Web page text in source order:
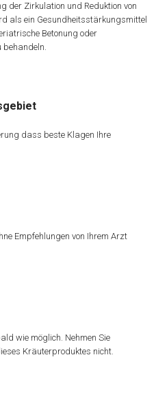
der Zirkulation und Reduktion von
als ein Gesundheitsstärkungsmittel
Betonung oder
behandeln.
dass beste Klagen Ihre
Empfehlungen von Ihrem Arzt
wie möglich. Nehmen Sie
Kräuterproduktes nicht.